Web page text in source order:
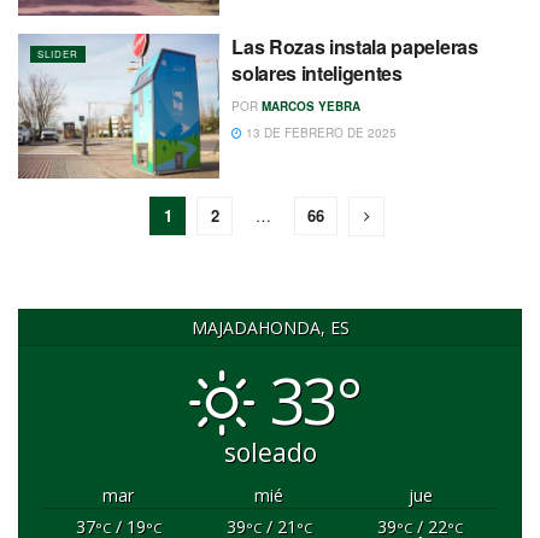
SLIDER
Las Rozas instala papeleras
solares inteligentes
POR MARCOS YEBRA
13 DE FEBRERO DE 2025
1 2 … 66
MAJADAHONDA, ES
33°
soleado
mar mié
jue
37°C/ 19°C 39°C/ 21 °C 39°C/ 22°C